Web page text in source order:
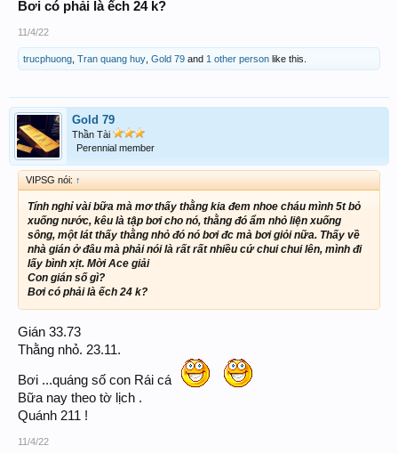
Bơi có phải là ếch 24 k?
11/4/22
trucphuong Tran quang huy Gold 79 and 1 other person like this.
Gold 79
Thần Tài
Perennial member
VIPSG nói: ↑
Tính nghỉ vài bữa mà mơ thấy thằng kia đem nhoe cháu mình 5t bỏ
xuống nước, kêu là tập bơi cho nó, thằng đó ẩm nhỏ liện xuống
sông, một lát thấy thằng nhỏ đó nó bơi đc mà bơi giỏi nữa. Thấy về
nhà gián ở đâu mà phải nói là rất rất nhiều cứ chui chui lên, mình đi
lấy bình xịt. Mời Ace giải
Con gián số gì?
Bơi có phải là ếch 24 k?
Gián 33.73
Thằng nhỏ. 23.11.
Bơi ...quáng số con Rái cá
Bữa nay theo tờ lịch .
Quánh 211 !
11/4/22